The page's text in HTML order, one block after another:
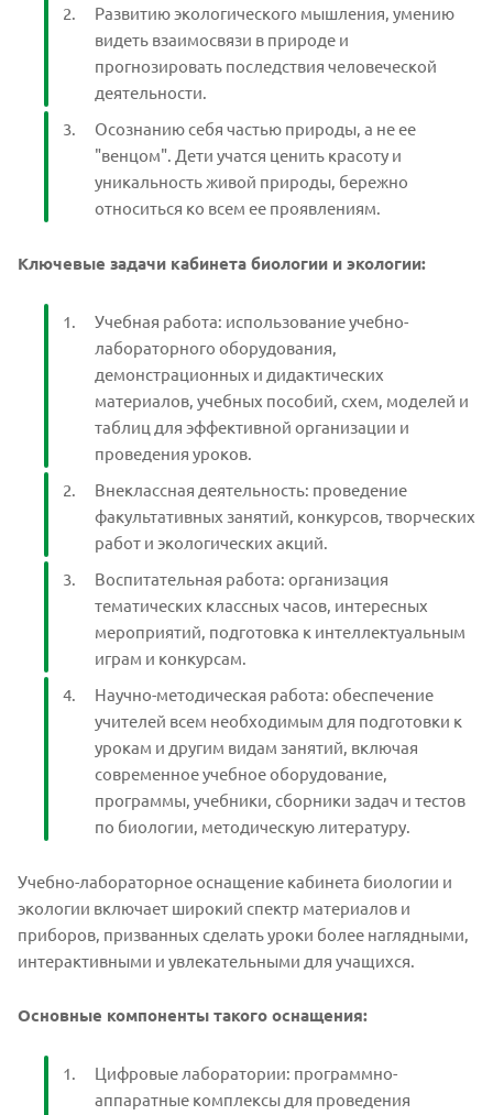
Развитию экологического мышления, умению
видеть взаимосвязи в природе и
прогнозировать последствия человеческой
деятельности.
Осознанию себя частью природы, а не ее
"венцом". Дети учатся ценить красоту и
уникальность живой природы, бережно
относиться ко всем ее проявлениям.
Ключевые задачи кабинета биологии и экологии:
Учебная работа: использование учебно-
лабораторного оборудования,
демонстрационных и дидактических
материалов, учебных пособий, схем, моделей и
таблиц для эффективной организации и
проведения уроков.
Внеклассная деятельность: проведение
факультативных занятий, конкурсов, творческих
работ и экологических акций.
Воспитательная работа: организация
тематических классных часов, интересных
мероприятий, подготовка к интеллектуальным
играм и конкурсам.
Научно-методическая работа: обеспечение
учителей всем необходимым для подготовки к
урокам и другим видам занятий, включая
современное учебное оборудование,
программы, учебники, сборники задач и тестов
по биологии, методическую литературу.
Учебно-лабораторное оснащение кабинета биологии и
экологии включает широкий спектр материалов и
приборов, призванных сделать уроки более наглядными,
интерактивными и увлекательными для учащихся.
Основные компоненты такого оснащения:
Цифровые лаборатории: программно-
аппаратные комплексы для проведения